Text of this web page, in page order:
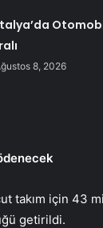
8, 2026
takım için 43
getirildi.